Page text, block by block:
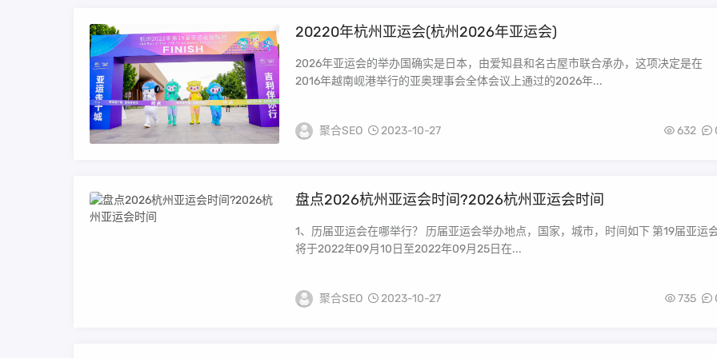
20220年杭州亚运会(杭州2026年亚运会)
2026年亚运会的举办国确实是日本，由爱知县和名古屋市联合承办，这项决定是在
2016年越南岘港举行的亚奥理事会全体会议上通过的2026年...
聚合SEO 2023-10-27 632
盘点2026杭州亚运会时间?2026杭州亚运会时间
1、历届亚运会在哪举行？ 历届亚运会举办地点，国家，城市，时间如下 第19届亚运会
将于2022年09月10日至2022年09月25日在...
聚合SEO 2023-10-27 735